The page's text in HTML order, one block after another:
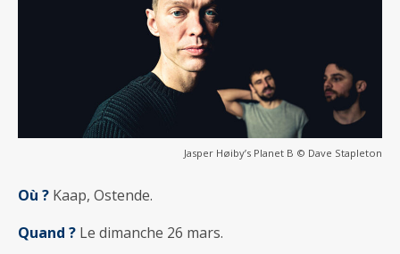
Jasper Høiby’s Planet B © Dave Stapleton
Où ? Kaap, Ostende.
Quand ? Le dimanche 26 mars.